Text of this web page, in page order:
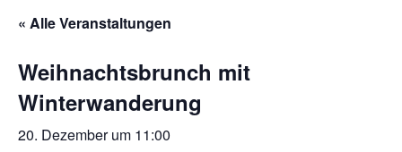
« Alle Veranstaltungen
Weihnachtsbrunch mit
Winterwanderung
20. Dezember um 11:00